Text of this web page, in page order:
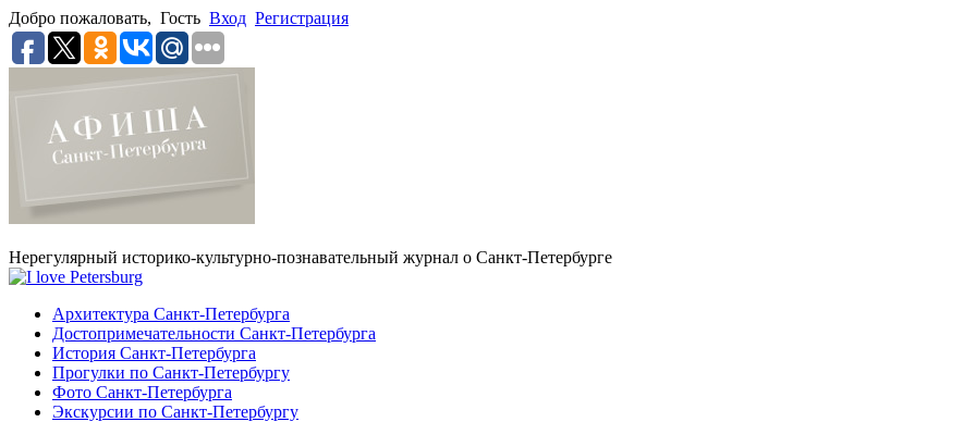
Добро пожаловать, Гость Вход Регистрация
Нерегулярный историко-культурно-познавательный журнал о Санкт-Петербурге
Архитектура Санкт-Петербурга
Достопримечательности Санкт-Петербурга
История Санкт-Петербурга
Прогулки по Санкт-Петербургу
Фото Санкт-Петербурга
Экскурсии по Санкт-Петербургу